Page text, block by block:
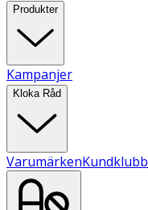
Produkter
Kampanjer
Kloka Råd
VarumärkenKundklubb